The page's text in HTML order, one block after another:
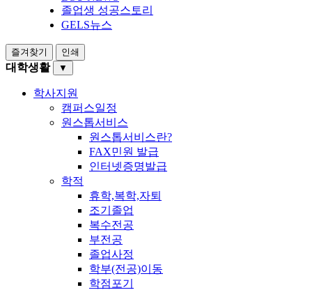
졸업생 성공스토리
GELS뉴스
즐겨찾기 인쇄
대학생활 ▼
학사지원
캠퍼스일정
원스톱서비스
원스톱서비스란?
FAX민원 발급
인터넷증명발급
학적
휴학,복학,자퇴
조기졸업
복수전공
부전공
졸업사정
학부(전공)이동
학점포기